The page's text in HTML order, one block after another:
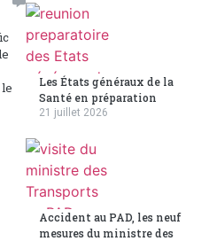
Les États généraux de la
Santé en préparation
21 juillet 2026
Accident au PAD, les neuf
mesures du ministre des